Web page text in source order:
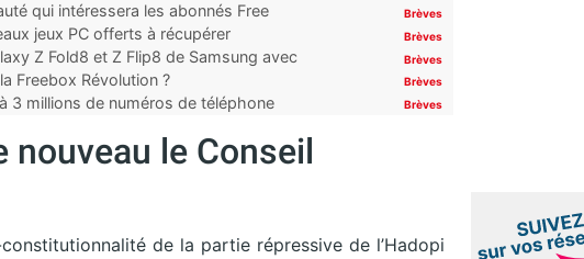
qui intéressera les abonnés Free
Brèves
jeux PC offerts à récupérer Brèves
Z Fold8 et Z Flip8 de Samsung avec
Brèves
Freebox Révolution ? Brèves
3 millions de numéros de téléphone
Brèves
nouveau le Conseil
de la partie répressive de l’Hadopi